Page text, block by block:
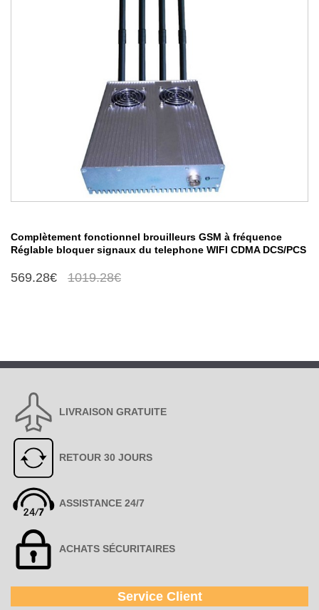
Complètement fonctionnel brouilleurs GSM à fréquence
Réglable bloquer signaux du telephone WIFI CDMA DCS/PCS
569.28€ 1019.28€
LIVRAISON GRATUITE
RETOUR 30 JOURS
ASSISTANCE 24/7
ACHATS SÉCURITAIRES
Service Client